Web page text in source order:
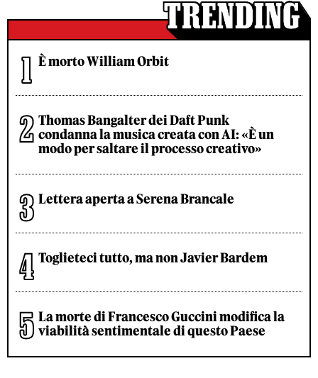
È morto William Orbit
Thomas Bangalter dei Daft Punk
condanna la musica creata con AI: «È un
modo per saltare il processo creativo»
Lettera aperta a Serena Brancale
Toglieteci tutto, ma non Javier Bardem
La morte di Francesco Guccini modifica la
viabilità sentimentale di questo Paese